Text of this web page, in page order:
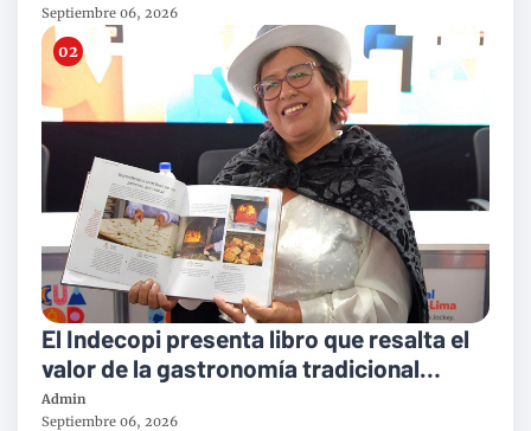
Septiembre 06, 2026
El Indecopi presenta libro que resalta el
valor de la gastronomía tradicional
peruana
Admin
Septiembre 06, 2026